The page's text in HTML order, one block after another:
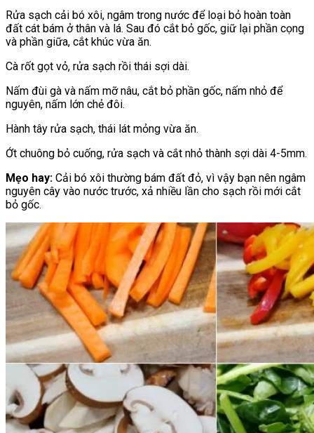
Rửa sạch cải bó xôi, ngâm trong nước để loại bỏ hoàn toàn
đất cát bám ở thân và lá. Sau đó cắt bỏ gốc, giữ lại phần cọng
và phần giữa, cắt khúc vừa ăn.
Cà rốt gọt vỏ, rửa sạch rồi thái sợi dài.
Nấm đùi gà và nấm mỡ nâu, cắt bỏ phần gốc, nấm nhỏ để
nguyên, nấm lớn chẻ đôi.
Hành tây rửa sạch, thái lát mỏng vừa ăn.
Ớt chuông bỏ cuống, rửa sạch và cắt nhỏ thành sợi dài 4-5mm.
Mẹo hay: Cải bó xôi thường bám đất đỏ, vì vậy bạn nên ngâm
nguyên cây vào nước trước, xả nhiều lần cho sạch rồi mới cắt
bỏ gốc.